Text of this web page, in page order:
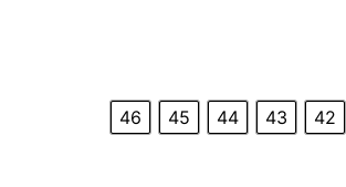
42
43
44
45
46